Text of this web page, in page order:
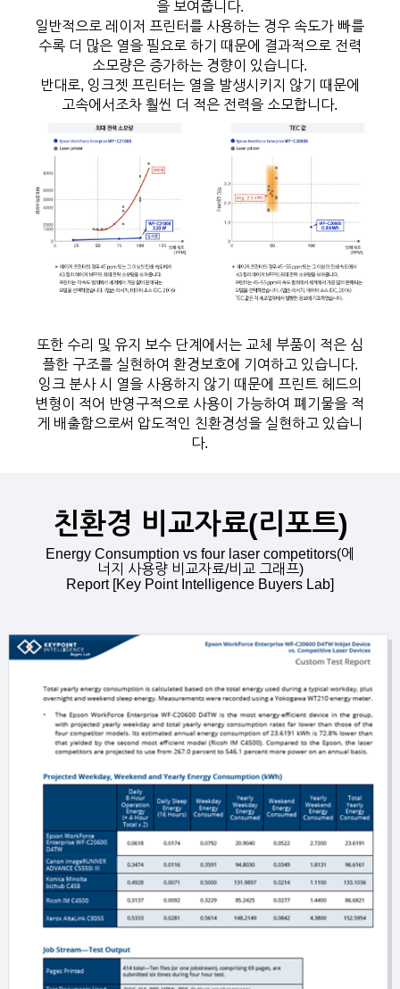
을 보여줍니다.
일반적으로 레이저 프린터를 사용하는 경우 속도가 빠를
수록 더 많은 열을 필요로 하기 때문에 결과적으로 전력
소모량은 증가하는 경향이 있습니다.
반대로, 잉크젯 프린터는 열을 발생시키지 않기 때문에
고속에서조차 훨씬 더 적은 전력을 소모합니다.
또한 수리 및 유지 보수 단계에서는 교체 부품이 적은 심
플한 구조를 실현하여 환경보호에 기여하고 있습니다.
잉크 분사 시 열을 사용하지 않기 때문에 프린트 헤드의
변형이 적어 반영구적으로 사용이 가능하여 폐기물을 적
게 배출함으로써 압도적인 친환경성을 실현하고 있습니
다.
친환경 비교자료(리포트)
Energy Consumption vs four laser competitors(에
너지 사용량 비교자료/비교 그래프)
Report [Key Point Intelligence Buyers Lab]